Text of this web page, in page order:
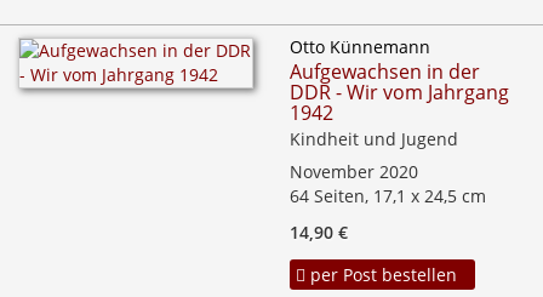
Otto Künnemann
Aufgewachsen in der
DDR - Wir vom Jahrgang
1942
Kindheit und Jugend
November 2020
64 Seiten, 17,1 x 24,5 cm
14,90 €
per Post bestellen